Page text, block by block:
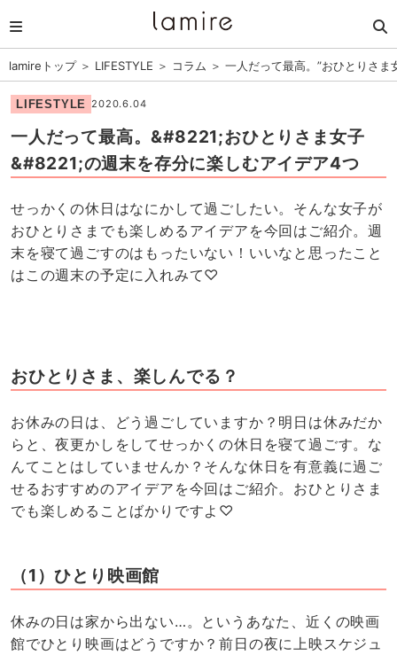
lamireトップ＞ LIFESTYLE ＞ コラム ＞ 一人だって最高。”おひとりさ
LIFESTYLE 2020.6.04
一人だって最高。&#8221;おひとりさま女子
&#8221;の週末を存分に楽しむアイデア4つ
せっかくの休日はなにかして過ごしたい。そんな女子が
おひとりさまでも楽しめるアイデアを今回はご紹介。週
末を寝て過ごすのはもったいない！いいなと思ったこと
はこの週末の予定に入れみて♡
おひとりさま、楽しんでる？
お休みの日は、どう過ごしていますか？明日は休みだか
らと、夜更かしをしてせっかくの休日を寝て過ごす。な
んてことはしていませんか？そんな休日を有意義に過ご
せるおすすめのアイデアを今回はご紹介。おひとりさま
でも楽しめることばかりですよ♡
（1）ひとり映画館
休みの日は家から出ない…。というあなた、近くの映画
館でひとり映画はどうですか？前日の夜に上映スケジュ